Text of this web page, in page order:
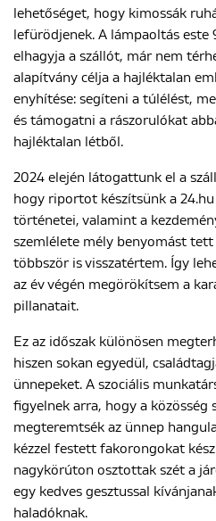
lehetőséget, hogy kimossák
lefürödjenek. A lámpaoltás
elhagyja a szállót, már nem
alapítvány célja a hajléktalan
enyhítése: segíteni a túlélést,
és támogatni a rászorulókat
hajléktalan létből.
2024 elején látogattunk el a
hogy riportot készítsünk a
történetei, valamint a
szemlélete mély benyomást
többször is visszatértem. Így
az év végén megörökítsem a
pillanatait.
Ez az időszak különösen
hiszen sokan egyedül,
ünnepeket. A szociális
figyelnek arra, hogy a közösség
megteremtsék az ünnep
kézzel festett fakorongokat
nagykörúton osztottak szét a
egy kedves gesztussal
haladóknak.